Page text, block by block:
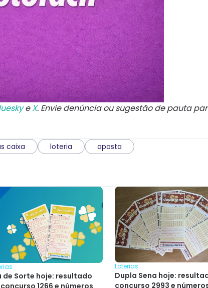
eX. Envie denúncia ou sugestão de pauta
caixa loteria aposta
de Sorte hoje: resultado
1266 e números
Loterias
Dupla Sena hoje:
concurso 2993 e